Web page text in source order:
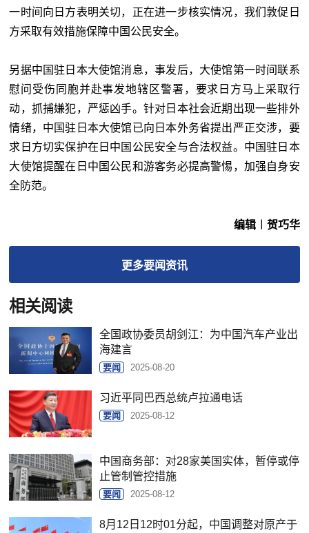
一时间向日方表明关切，正在进一步核实情况，我们敦促日
方采取有效措施保障中国公民安全。
另据中国驻日本大使馆消息，事发后，大使馆第一时间联系
慰问受伤同胞并赴事发地辖区警署，要求日方马上采取行
动，抓捕嫌犯，严惩凶手。针对日本社会近期出现一些排外
情绪，中国驻日本大使馆已向日本外务省提出严正交涉，要
求日方切实保护在日中国公民安全与合法权益。中国驻日本
大使馆提醒在日中国公民和游客务必提高警惕，加强自身安
全防范。
编辑︱贺巧华
更多要闻资讯
相关阅读
全国政协委员胡剑江：为中国汽车产业出
海建言
要闻 2025-08-20
习近平同巴西总统卢拉通电话
要闻 2025-08-12
中国商务部：对28家美国实体，暂停或停
止管制管控措施
要闻 2025-08-12
8月12日12时01分起，中国调整对原产于